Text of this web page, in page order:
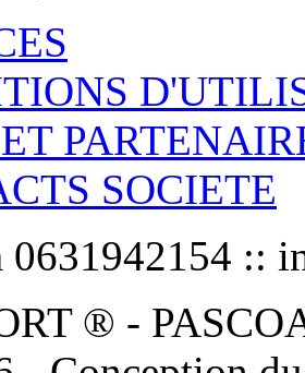
SOCIETE
0631942154 ::
® -